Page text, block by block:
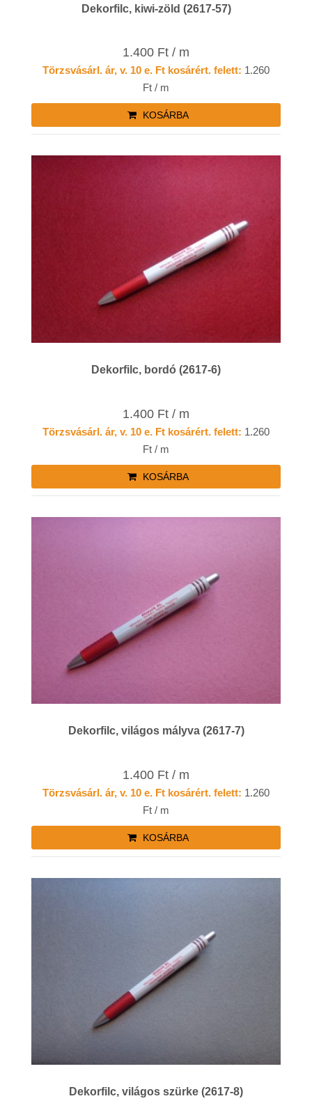
Dekorfilc, kiwi-zöld (2617-57)
1.400 Ft / m
Törzsvásárl. ár, v. 10 e. Ft kosárért. felett: 1.260
Ft / m
KOSÁRBA
Dekorfilc, bordó (2617-6)
1.400 Ft / m
Törzsvásárl. ár, v. 10 e. Ft kosárért. felett: 1.260
Ft / m
KOSÁRBA
Dekorfilc, világos mályva (2617-7)
1.400 Ft / m
Törzsvásárl. ár, v. 10 e. Ft kosárért. felett: 1.260
Ft / m
KOSÁRBA
Dekorfilc, világos szürke (2617-8)